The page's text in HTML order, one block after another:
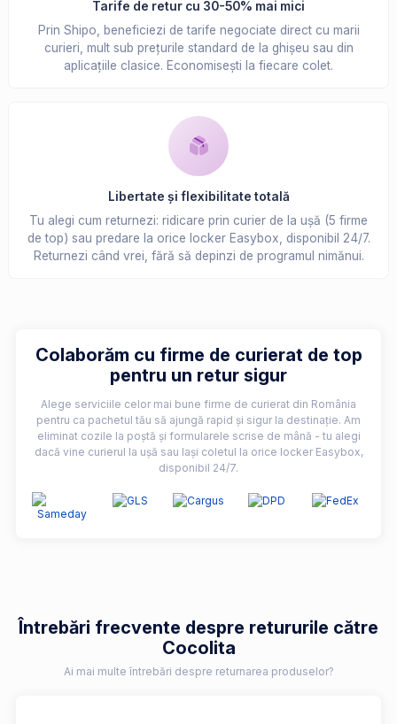
Tarife de retur cu 30-50% mai mici
Prin Shipo, beneficiezi de tarife negociate direct cu marii
curieri, mult sub prețurile standard de la ghișeu sau din
aplicațiile clasice. Economisești la fiecare colet.
Libertate și flexibilitate totală
Tu alegi cum returnezi: ridicare prin curier de la ușă (5 firme
de top) sau predare la orice locker Easybox, disponibil 24/7.
Returnezi când vrei, fără să depinzi de programul nimănui.
Colaborăm cu firme de curierat de top
pentru un retur sigur
Alege serviciile celor mai bune firme de curierat din România
pentru ca pachetul tău să ajungă rapid și sigur la destinație. Am
eliminat cozile la poștă și formularele scrise de mână - tu alegi
dacă vine curierul la ușă sau lași coletul la orice locker Easybox,
disponibil 24/7.
Întrebări frecvente despre retururile către
Cocolita
Ai mai multe întrebări despre returnarea produselor?